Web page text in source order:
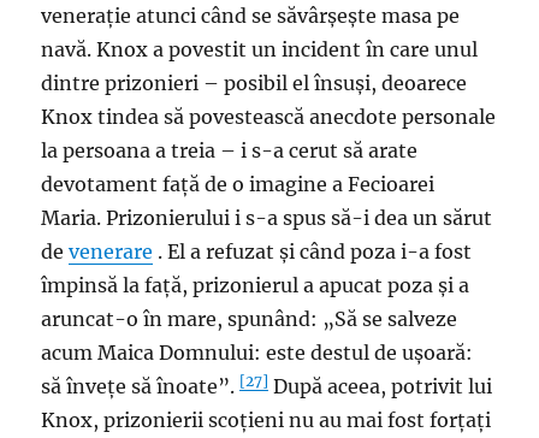
venerație atunci când se săvârșește masa pe
navă. Knox a povestit un incident în care unul
dintre prizonieri – posibil el însuși, deoarece
Knox tindea să povestească anecdote personale
la persoana a treia – i s-a cerut să arate
devotament față de o imagine a Fecioarei
Maria. Prizonierului i s-a spus să-i dea un sărut
devenerare . El a refuzat și când poza i-a fost
împinsă la față, prizonierul a apucat poza și a
aruncat-o în mare, spunând: „Să se salveze
acum Maica Domnului: este destul de ușoară:
să învețe să înoate”.[27] După aceea, potrivit lui
Knox, prizonierii scoțieni nu au mai fost forțați